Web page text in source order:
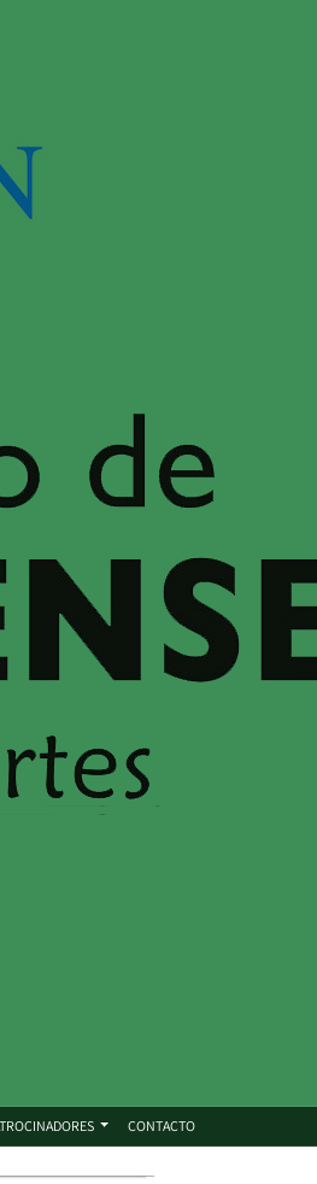
CONTACTO